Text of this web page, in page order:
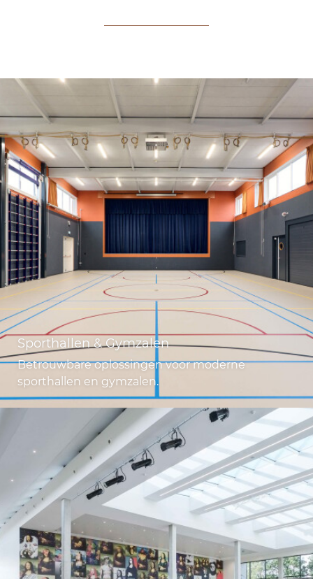
Sporthallen & Gymzalen
Betrouwbare oplossingen voor moderne
sporthallen en gymzalen.